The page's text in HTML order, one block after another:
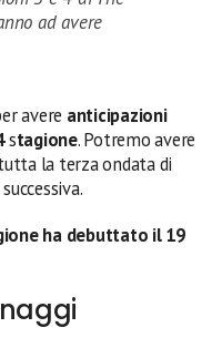
ad avere
avere anticipazioni
stagione. Potremo avere
la terza ondata di
ha debuttato il 19